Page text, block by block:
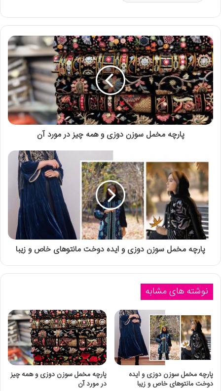
پارچه مخمل سوزن دوزی و همه چیز در مورد آن
پارچه مخمل سوزن دوزی و ایده دوخت مانتوهای خاص و زیبا
نوشته های مشابه
پارچه مخمل سوزن دوزی و ایده
دوخت مانتوهای خاص و زیبا
پارچه مخمل سوزن دوزی و همه چیز
در مورد آن